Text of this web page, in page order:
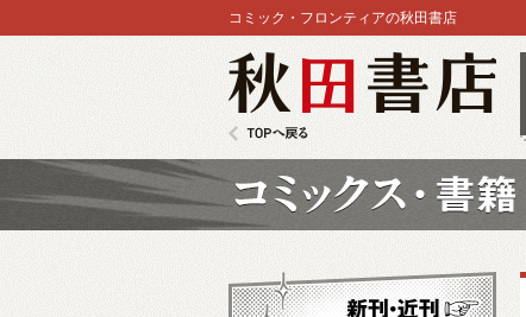
コミック・フロンティアの秋田書店